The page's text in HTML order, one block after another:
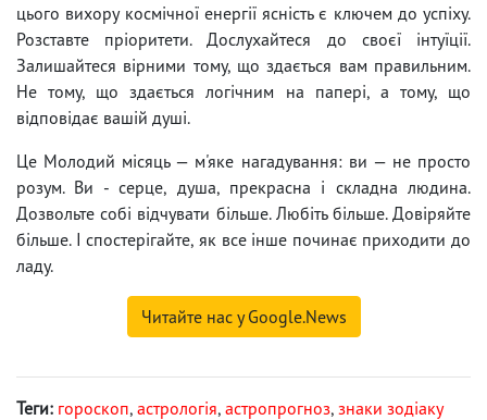
цього вихору космічної енергії ясність є ключем до успіху.
Розставте пріоритети. Дослухайтеся до своєї інтуїції.
Залишайтеся вірними тому, що здається вам правильним.
Не тому, що здається логічним на папері, а тому, що
відповідає вашій душі.
Це Молодий місяць — м'яке нагадування: ви — не просто
розум. Ви - серце, душа, прекрасна і складна людина.
Дозвольте собі відчувати більше. Любіть більше. Довіряйте
більше. І спостерігайте, як все інше починає приходити до
ладу.
Читайте нас у Google.News
Теги: гороскоп, астрологія, астропрогноз, знаки зодіаку